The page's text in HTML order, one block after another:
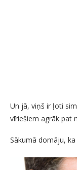
Un jā, viņš ir ļoti
vīriešiem agrāk pat
Sākumā domāju,